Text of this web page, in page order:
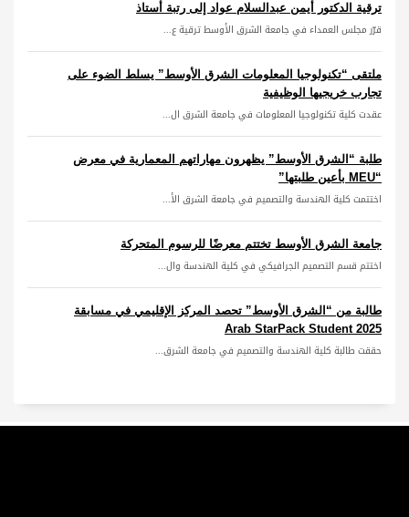
ترقية الدكتور أيمن عبدالسلام عواد إلى رتبة أستاذ
قرّر مجلس العمداء في جامعة الشرق الأوسط ترقية ع...
ملتقى “تكنولوجيا المعلومات الشرق الأوسط” يسلط الضوء على
تجارب خريجيها الوظيفية
عقدت كلية تكنولوجيا المعلومات في جامعة الشرق ال...
طلبة “الشرق الأوسط” يظهرون مهاراتهم المعمارية في معرض
“MEU بأعين طلبتها”
اختتمت كلية الهندسة والتصميم في جامعة الشرق الأ...
جامعة الشرق الأوسط تختتم معرضًا للرسوم المتحركة
اختتم قسم التصميم الجرافيكي في كلية الهندسة وال...
طالبة من “الشرق الأوسط” تحصد المركز الإقليمي في مسابقة
Arab StarPack Student 2025
حققت طالبة كلية الهندسة والتصميم في جامعة الشرق...